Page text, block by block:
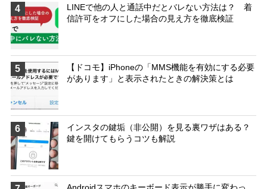
4
LINEで他の人と通話中だとバレない方法は？ 着
信許可をオフにした場合の見え方を徹底検証
5
【ドコモ】iPhoneの「MMS機能を有効にする必要
があります」と表示されたときの解決策とは
6
インスタの鍵垢（非公開）を見る裏ワザはある？
鍵を開けてもらうコツも解説